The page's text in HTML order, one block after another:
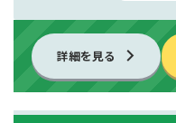
詳細を見る